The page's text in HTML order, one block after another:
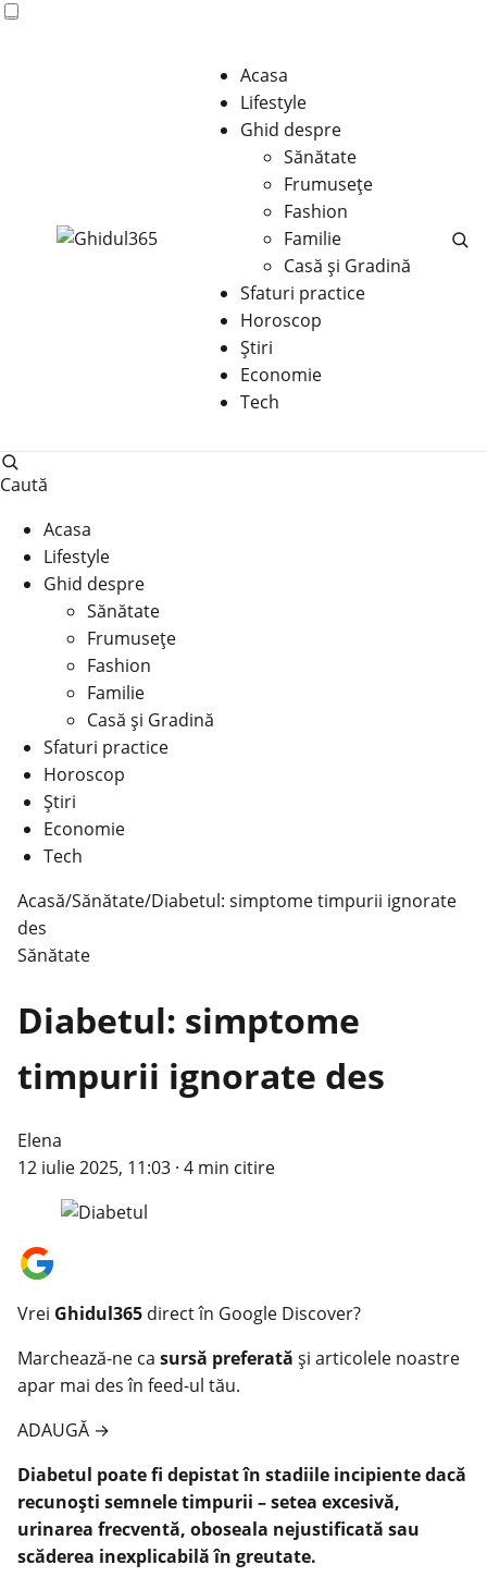
Acasa
Lifestyle
Ghid despre
Sănătate
Frumusețe
Fashion
Familie
Casă şi Gradină
Sfaturi practice
Horoscop
Știri
Economie
Tech
Caută
Acasa
Lifestyle
Ghid despre
Sănătate
Frumusețe
Fashion
Familie
Casă şi Gradină
Sfaturi practice
Horoscop
Știri
Economie
Tech
Acasă/Sănătate/Diabetul: simptome timpurii ignorate
des
Sănătate
Diabetul: simptome
timpurii ignorate des
Elena
12 iulie 2025, 11:03 · 4 min citire
Vrei Ghidul365 direct în Google Discover?
Marchează-ne ca sursă preferată și articolele noastre
apar mai des în feed-ul tău.
ADAUGĂ →
Diabetul poate fi depistat în stadiile incipiente dacă
recunoști semnele timpurii – setea excesivă,
urinarea frecventă, oboseala nejustificată sau
scăderea inexplicabilă în greutate.